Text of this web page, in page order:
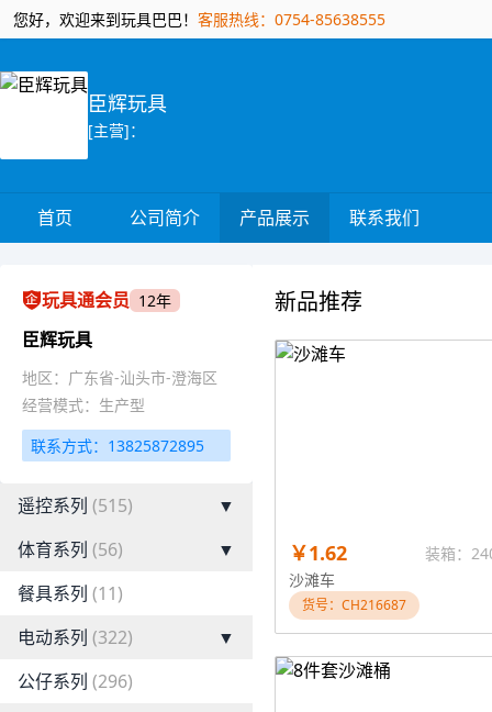
您好，欢迎来到玩具巴巴！ 客服热线：0754-85638555
臣辉玩具
[主营]：
首页 公司简介 产品展示 联系我们
玩具通会员 12年
臣辉玩具
地区：广东省-汕头市-澄海区
经营模式：生产型
联系方式：13825872895
遥控系列 (515)
▼
体育系列 (56)
▼
餐具系列 (11)
电动系列 (322)
▼
公仔系列 (296)
新品推荐
￥1.62
装箱：
沙滩车
货号：CH216687